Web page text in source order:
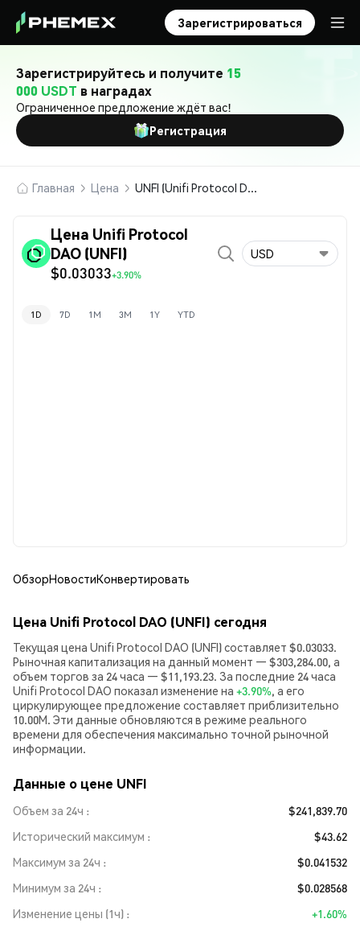
Зарегистрироваться
Зарегистрируйтесь и получите 15
000 USDT в наградах
Ограниченное предложение ждёт вас!
Регистрация
Главная Цена UNFI (Unifi Protocol DAO)
Цена Unifi Protocol
DAO (UNFI)
$0.03033+3.90%
USD
1D 7D 1M 3M 1Y YTD
ОбзорНовостиКонвертировать
Цена Unifi Protocol DAO (UNFI) сегодня
Текущая цена Unifi Protocol DAO (UNFI) составляет $0.03033.
Рыночная капитализация на данный момент — $303,284.00, а
объем торгов за 24 часа — $11,193.23. За последние 24 часа
Unifi Protocol DAO показал изменение на +3.90%, а его
циркулирующее предложение составляет приблизительно
10.00M. Эти данные обновляются в режиме реального
времени для обеспечения максимально точной рыночной
информации.
Данные о цене UNFI
Объем за 24ч
$241,839.70
Исторический максимум
$43.62
Максимум за 24ч
$0.041532
Минимум за 24ч
$0.028568
Изменение цены (1ч)
+1.60%